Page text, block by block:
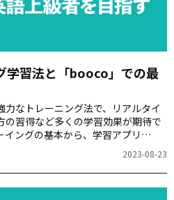
学習法と「booco」での最
なトレーニング法で、リアルタイ
の習得など多くの学習効果が期待で
ングの基本から、学習アプリ
学習方法までを解説します。英語ス
ための手引きとして、ぜひご活用く
2023-08-23